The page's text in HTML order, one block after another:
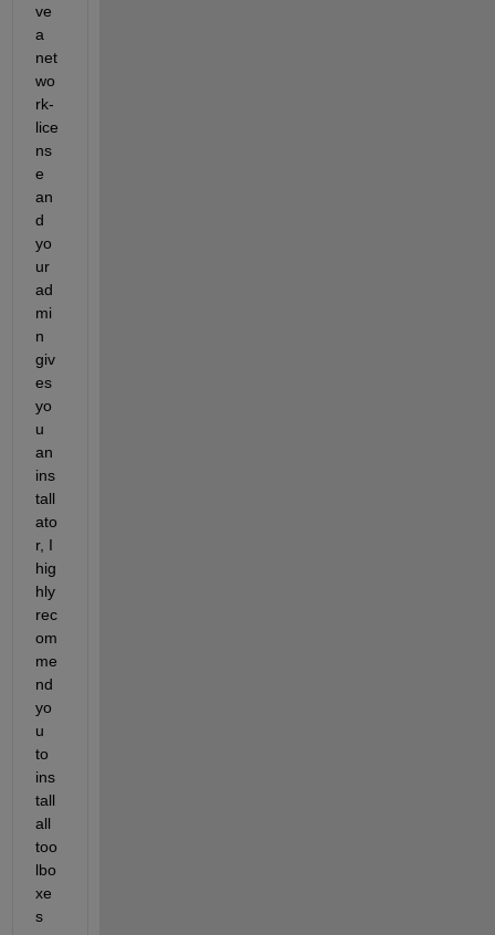
ve
a
net
wo
rk-
lice
ns
e
an
d
yo
ur
ad
mi
n
giv
es
yo
u
an
ins
tall
ato
r, I
hig
hly
rec
om
me
nd
yo
u
to
ins
tall
all
too
lbo
xe
s